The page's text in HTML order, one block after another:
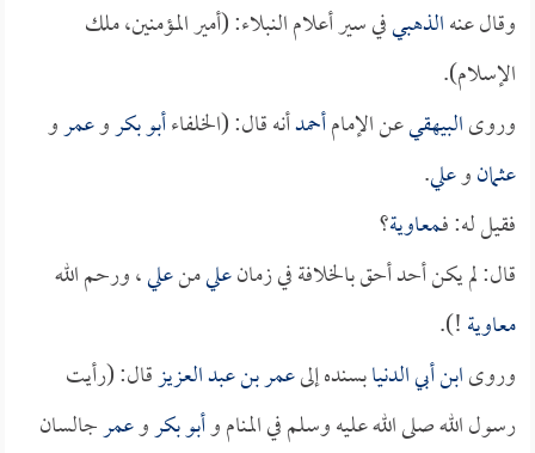
وقال عنهالذهبيفي سير أعلام النبلاء: (أمير المؤمنين، ملك
الإسلام).
وروىالبيهقيعن الإمامأحمدأنه قال: (الخلفاءأبو بكروعمرو
عثمانوعلي.
فقيل له: فـمعاوية؟
قال: لم يكن أحد أحق بالخلافة في زمانعليمنعلي، ورحم الله
معاوية!).
وروىابن أبي الدنيابسنده إلىعمر بن عبد العزيزقال: (رأيت
رسول الله صلى الله عليه وسلم في المنام وأبو بكروعمرجالسان